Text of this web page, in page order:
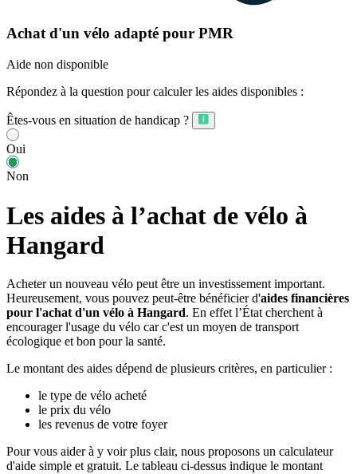
Achat d'un vélo adapté pour PMR
Aide non disponible
Répondez à la question pour calculer les aides disponibles :
Êtes-vous en situation de handicap ?
Oui
Non
Les aides à l’achat de vélo à
Hangard
Acheter un nouveau vélo peut être un investissement important.
Heureusement, vous pouvez peut-être bénéficier d'aides financières
pour l'achat d'un vélo à Hangard. En effet l’État cherchent à
encourager l'usage du vélo car c'est un moyen de transport
écologique et bon pour la santé.
Le montant des aides dépend de plusieurs critères, en particulier :
le type de vélo acheté
le prix du vélo
les revenus de votre foyer
Pour vous aider à y voir plus clair, nous proposons un calculateur
d'aide simple et gratuit. Le tableau ci-dessus indique le montant